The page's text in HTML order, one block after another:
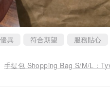
異 符合期望 服務貼心
手提包 Shopping Bag S/M/L：